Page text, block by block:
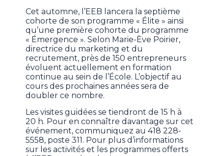
Cet automne, l’EEB lancera la septième
cohorte de son programme « Élite » ainsi
qu’une première cohorte du programme
« Émergence ». Selon Marie-Ève Poirier,
directrice du marketing et du
recrutement, près de 150 entrepreneurs
évoluent actuellement en formation
continue au sein de l’École. L’objectif au
cours des prochaines années sera de
doubler ce nombre.
Les visites guidées se tiendront de 15 h à
20 h. Pour en connaître davantage sur cet
événement, communiquez au 418 228-
5558, poste 311. Pour plus d’informations
sur les activités et les programmes offerts